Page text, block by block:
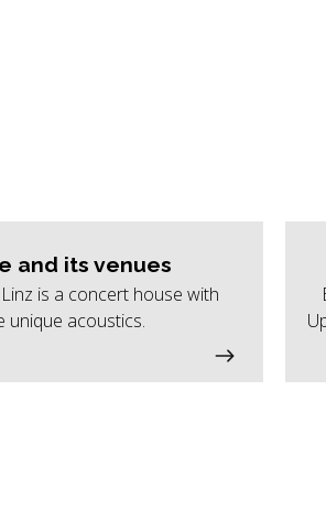
and its venues
is a concert house with
unique acoustics.